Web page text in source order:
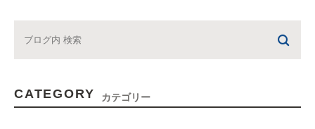
CATEGORY カテゴリー